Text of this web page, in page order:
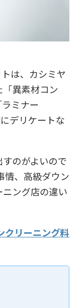
は、カシミヤ
異素材コン
ミナー
デリケートな
のがよいので
情、高級ダウン
ング店の違い
クリーニング料